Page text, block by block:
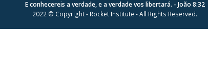
E conhecereis a verdade, e a verdade vos libertará. - João 8:32
2022 © Copyright - Rocket Institute - All Rights Reserved.